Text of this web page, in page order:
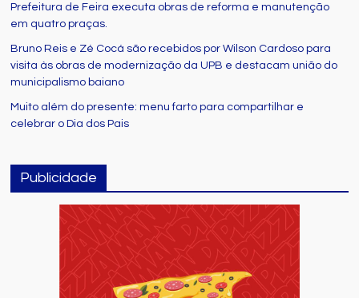
Prefeitura de Feira executa obras de reforma e manutenção
em quatro praças.
Bruno Reis e Zé Cocá são recebidos por Wilson Cardoso para
visita às obras de modernização da UPB e destacam união do
municipalismo baiano
Muito além do presente: menu farto para compartilhar e
celebrar o Dia dos Pais
Publicidade